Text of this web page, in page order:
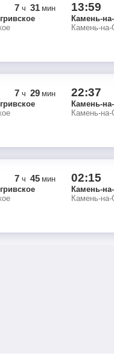
7 ч31мин
13:59
Камень-
Камень-
7 ч29мин
22:37
Камень-
Камень-
7 ч45мин
02:15
Камень-
Камень-